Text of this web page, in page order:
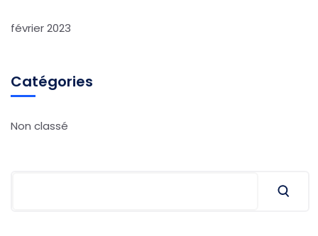
février 2023
Catégories
Non classé